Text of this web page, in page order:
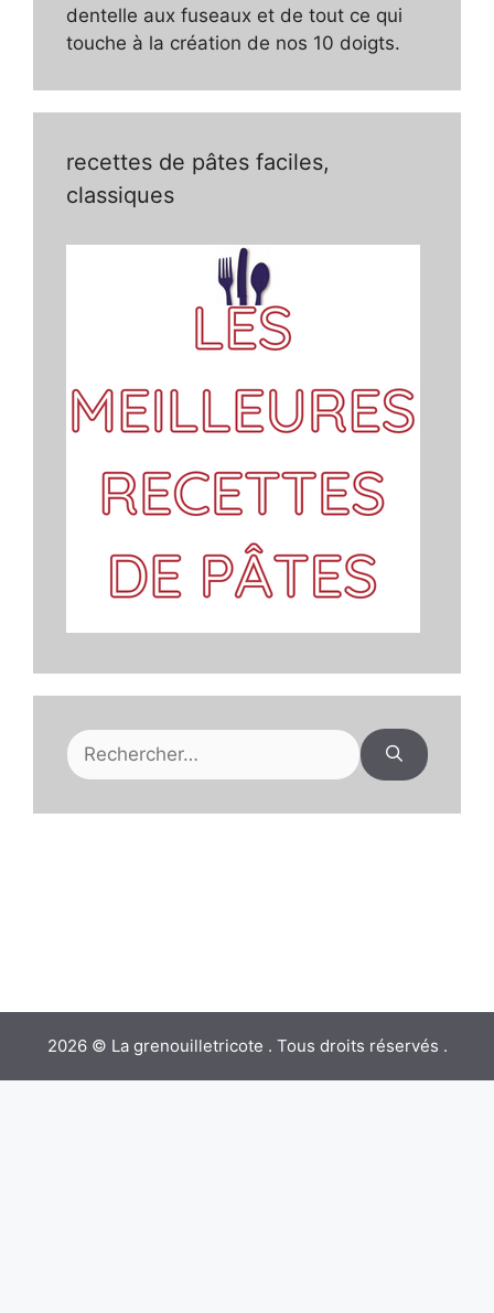
dentelle aux fuseaux et de tout ce qui
touche à la création de nos 10 doigts.
recettes de pâtes faciles,
classiques
Rechercher :
2026 © La grenouilletricote . Tous droits réservés .